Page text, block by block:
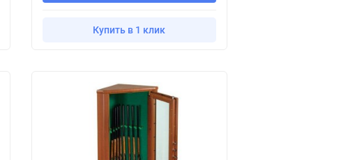
Купить в 1 клик